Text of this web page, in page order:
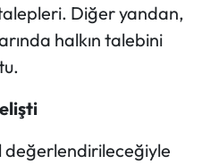
Diğer yandan,
halkın talebini
değerlendirileceğiyle